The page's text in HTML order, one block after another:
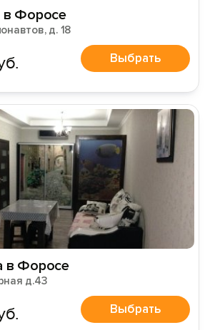
в Форосе
д. 18
Выбрать
в Форосе
д.43
Выбрать
Вход на сайт
илиЗарегистрироваться